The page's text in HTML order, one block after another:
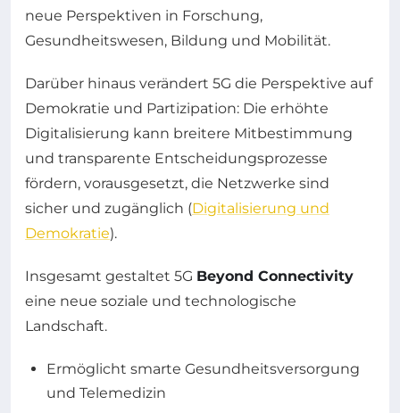
neue Perspektiven in Forschung,
Gesundheitswesen, Bildung und Mobilität.
Darüber hinaus verändert 5G die Perspektive auf
Demokratie und Partizipation: Die erhöhte
Digitalisierung kann breitere Mitbestimmung
und transparente Entscheidungsprozesse
fördern, vorausgesetzt, die Netzwerke sind
sicher und zugänglich (Digitalisierung und
Demokratie).
Insgesamt gestaltet 5G Beyond Connectivity
eine neue soziale und technologische
Landschaft.
Ermöglicht smarte Gesundheitsversorgung
und Telemedizin